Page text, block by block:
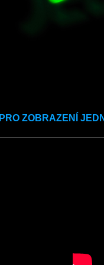
PRO ZOBRAZENÍ